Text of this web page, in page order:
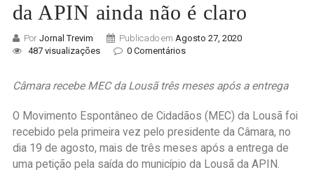
da APIN ainda não é claro
Por Jornal Trevim Publicado em Agosto 27, 2020
487 visualizações
0 Comentários
Câmara recebe MEC da Lousã três meses após a entrega
O Movimento Espontâneo de Cidadãos (MEC) da Lousã foi
recebido pela primeira vez pelo presidente da Câmara, no
dia 19 de agosto, mais de três meses após a entrega de
uma petição pela saída do município da Lousã da APIN.